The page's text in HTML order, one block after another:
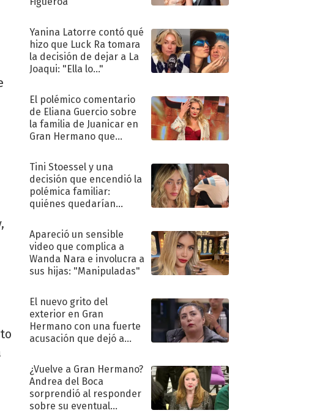
Yanina Latorre contó qué
hizo que Luck Ra tomara
la decisión de dejar a La
Joaqui: "Ella lo..."
El polémico comentario
de Eliana Guercio sobre
la familia de Juanicar en
Gran Hermano que
Tini Stoessel y una
decisión que encendió la
polémica familiar:
quiénes quedarían
Apareció un sensible
video que complica a
Wanda Nara e involucra a
sus hijas: "Manipuladas"
El nuevo grito del
exterior en Gran
Hermano con una fuerte
acusación que dejó a
"Traidora"
¿Vuelve a Gran Hermano?
Andrea del Boca
sorprendió al responder
sobre su eventual